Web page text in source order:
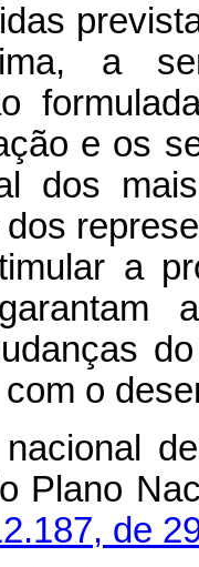
a
e os
dos
a
o
Plano
de